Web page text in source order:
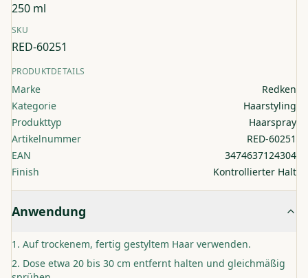
250 ml
SKU
RED-60251
PRODUKTDETAILS
Marke
Redken
Kategorie
Haarstyling
Produkttyp
Haarspray
Artikelnummer
RED-60251
EAN
3474637124304
Finish
Kontrollierter Halt
Anwendung
Auf trockenem, fertig gestyltem Haar verwenden.
Dose etwa 20 bis 30 cm entfernt halten und gleichmäßig